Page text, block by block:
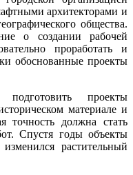
архитекторами и
общества.
о создании рабочей
проработать и
обоснованные проекты
подготовить проекты
материале и
точность должна стать
Спустя годы объекты
растительный